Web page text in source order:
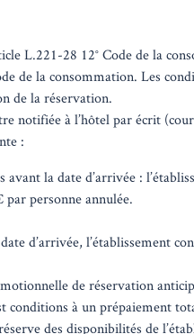
L.221-28 12° Code de la
de la consommation. Les
de la réservation.
notifiée à l’hôtel par écrit
:
la date d’arrivée :
par personne annulée.
d’arrivée, l’établissement
de réservation
conditions à un prépaiement
des disponibilités de